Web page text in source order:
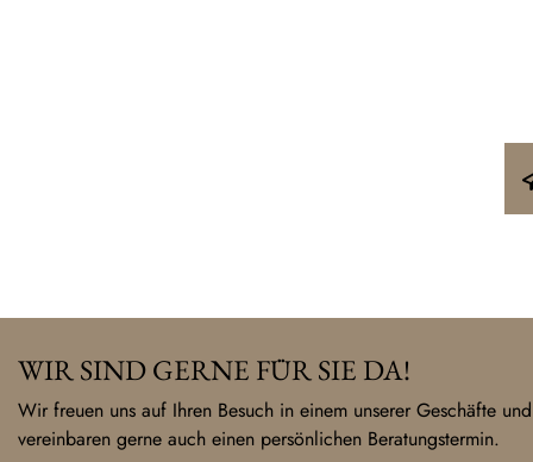
WIR SIND GERNE FÜR SIE DA!
Wir freuen uns auf Ihren Besuch in einem unserer Geschäfte und
vereinbaren gerne auch einen persönlichen Beratungstermin.